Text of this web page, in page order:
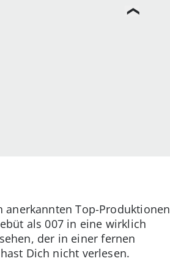
anerkannten Top-Produktionen
als 007 in eine wirklich
der in einer fernen
Dich nicht verlesen.